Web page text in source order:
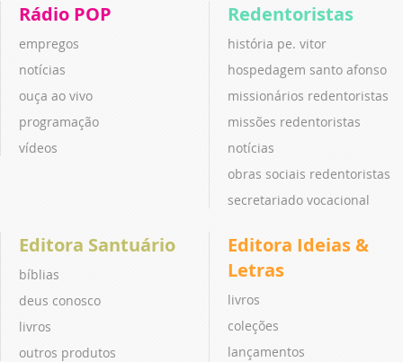
Rádio POP
empregos
notícias
ouça ao vivo
programação
vídeos
Redentoristas
história pe. vitor
hospedagem santo afonso
missionários redentoristas
missões redentoristas
notícias
obras sociais redentoristas
secretariado vocacional
Editora Santuário
bíblias
deus conosco
livros
outros produtos
Editora Ideias &
Letras
livros
coleções
lançamentos